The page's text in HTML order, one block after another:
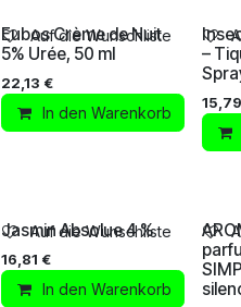
Eubos Crème de Nuit
5% Urée, 50 ml
22,13 €
In den Warenkorb
Auf die Wunschliste
–
15,79
Jasmin Absolue 4 %
16,81 €
In den Warenkorb
Auf die Wunschliste